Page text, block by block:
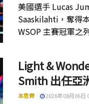
美國選手 Lucas
Saaskilahti，奪得
WSOP 主賽冠軍之
Light &
Smith 出任亞
本思齊 2026年08月06日